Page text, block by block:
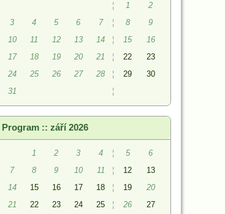
¦ 1
2
3
4 5 6 7 ¦ 8
9
10
11 12 13 14 ¦ 15
16
17
18 19 20 21 ¦ 22
23
24
25 26 27 28 ¦ 29
30
31
¦
Program :: září 2026
1 2 3 4 ¦ 5
6
7
8 9 10 11 ¦ 12
13
14
15 16 17 18 ¦ 19
20
21
22 23 24 25 ¦ 26 27